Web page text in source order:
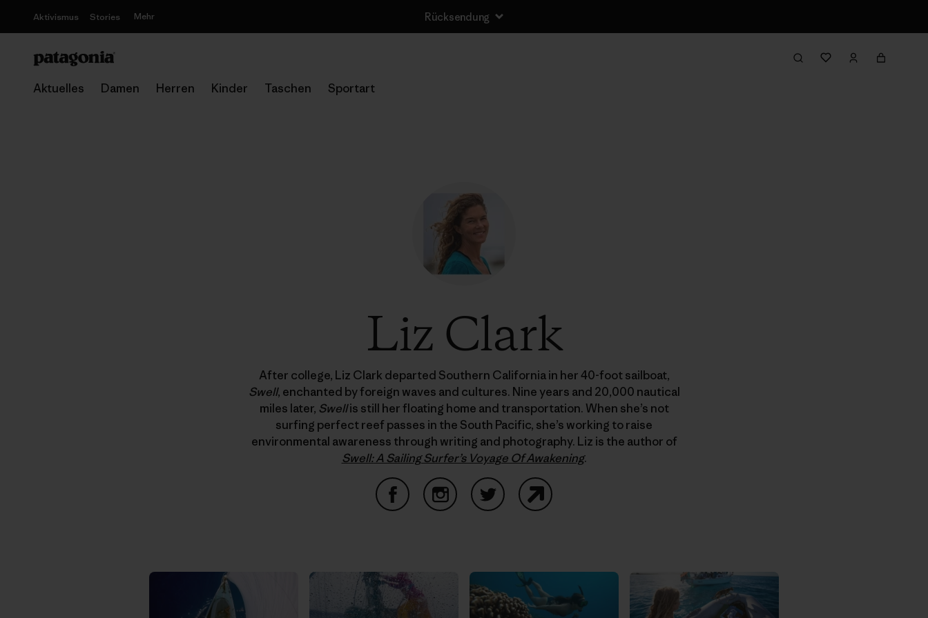
Aktivismus Stories Mehr Rücksendung
Aktuelles Damen Herren Kinder Taschen Sportart
Liz Clark
After college, Liz Clark departed Southern California in her 40-foot sailboat,
Swell, enchanted by foreign waves and cultures. Nine years and 20,000 nautical
miles later, Swellis still her floating home and transportation. When she’s not
surfing perfect reef passes in the South Pacific, she’s working to raise
environmental awareness through writing and photography. Liz is the author of
Swell: A Sailing Surfer’s Voyage Of Awakening.